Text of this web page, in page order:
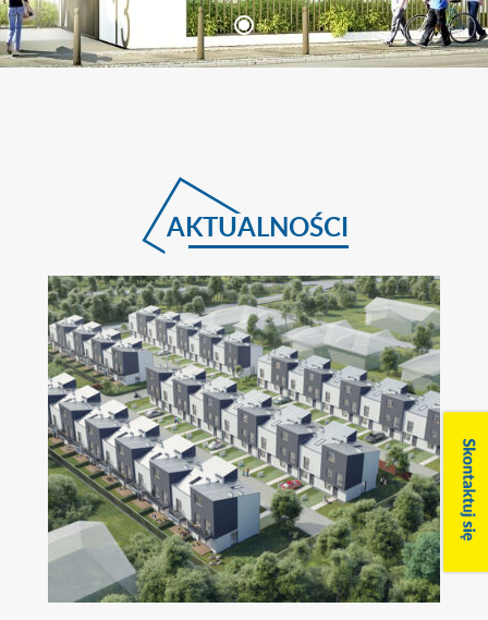
AKTUALNOŚCI